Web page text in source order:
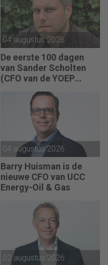
04 augustus 2026
De eerste 100 dagen
van Sander Scholten
(CFO van de YOEP
sturing werkt pas echt
als mensen begrijpen
waarom keuzes nodig
04 augustus 2026
Barry Huisman is de
nieuwe CFO van UCC
Energy-Oil & Gas
02 augustus 2026